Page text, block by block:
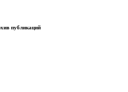
публикаций